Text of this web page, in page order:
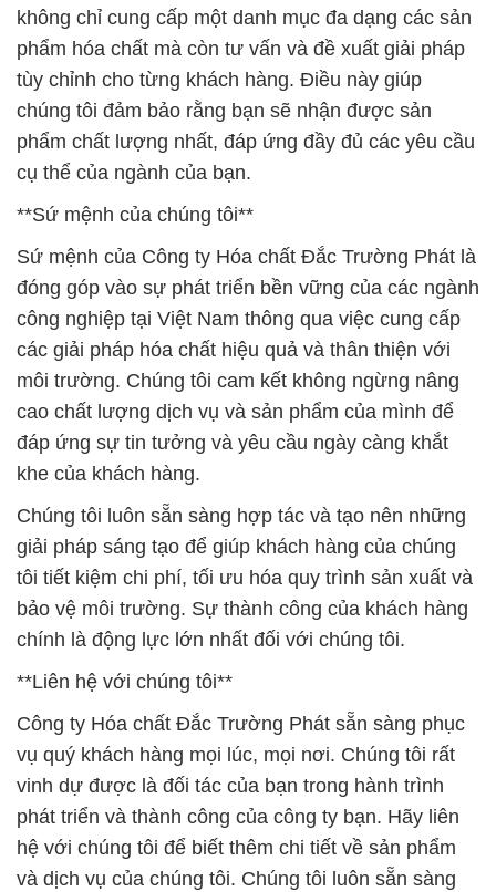
không chỉ cung cấp một danh mục đa dạng các sản
phẩm hóa chất mà còn tư vấn và đề xuất giải pháp
tùy chỉnh cho từng khách hàng. Điều này giúp
chúng tôi đảm bảo rằng bạn sẽ nhận được sản
phẩm chất lượng nhất, đáp ứng đầy đủ các yêu cầu
cụ thể của ngành của bạn.
**Sứ mệnh của chúng tôi**
Sứ mệnh của Công ty Hóa chất Đắc Trường Phát là
đóng góp vào sự phát triển bền vững của các ngành
công nghiệp tại Việt Nam thông qua việc cung cấp
các giải pháp hóa chất hiệu quả và thân thiện với
môi trường. Chúng tôi cam kết không ngừng nâng
cao chất lượng dịch vụ và sản phẩm của mình để
đáp ứng sự tin tưởng và yêu cầu ngày càng khắt
khe của khách hàng.
Chúng tôi luôn sẵn sàng hợp tác và tạo nên những
giải pháp sáng tạo để giúp khách hàng của chúng
tôi tiết kiệm chi phí, tối ưu hóa quy trình sản xuất và
bảo vệ môi trường. Sự thành công của khách hàng
chính là động lực lớn nhất đối với chúng tôi.
**Liên hệ với chúng tôi**
Công ty Hóa chất Đắc Trường Phát sẵn sàng phục
vụ quý khách hàng mọi lúc, mọi nơi. Chúng tôi rất
vinh dự được là đối tác của bạn trong hành trình
phát triển và thành công của công ty bạn. Hãy liên
hệ với chúng tôi để biết thêm chi tiết về sản phẩm
và dịch vụ của chúng tôi. Chúng tôi luôn sẵn sàng